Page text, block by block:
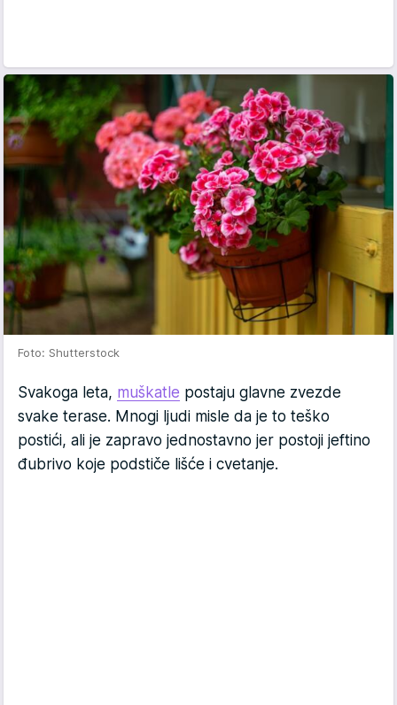
Foto: Shutterstock
Svakoga leta, muškatle postaju glavne zvezde
svake terase. Mnogi ljudi misle da je to teško
postići, ali je zapravo jednostavno jer postoji jeftino
đubrivo koje podstiče lišće i cvetanje.